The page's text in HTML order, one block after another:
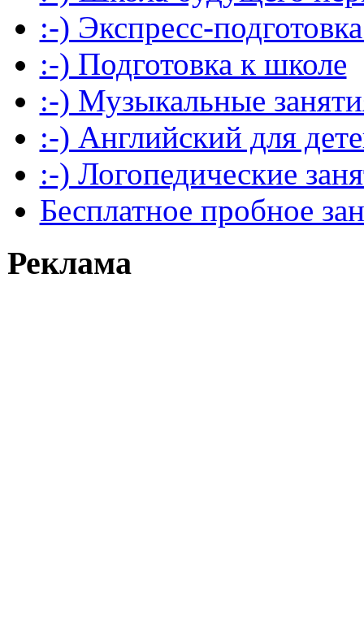
:-) Экспресс-
:-) Подготовка к школе
:-) Музыкальные
:-) Английский для
:-) Логопедические
Бесплатное пробное
Реклама